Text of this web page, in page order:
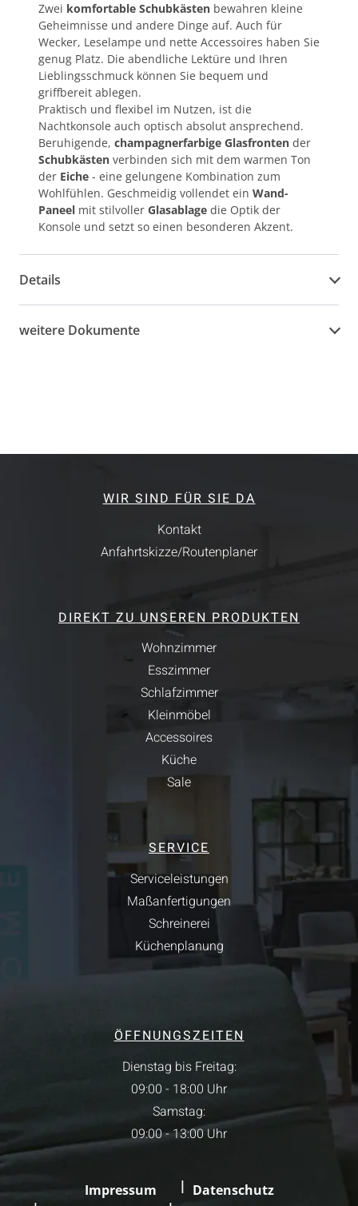
Zwei komfortable Schubkästen bewahren kleine
Geheimnisse und andere Dinge auf. Auch für
Wecker, Leselampe und nette Accessoires haben Sie
genug Platz. Die abendliche Lektüre und Ihren
Lieblingsschmuck können Sie bequem und
griffbereit ablegen.
Praktisch und flexibel im Nutzen, ist die
Nachtkonsole auch optisch absolut ansprechend.
Beruhigende, champagnerfarbige Glasfronten der
Schubkästen verbinden sich mit dem warmen Ton
der Eiche - eine gelungene Kombination zum
Wohlfühlen. Geschmeidig vollendet ein Wand-
Paneel mit stilvoller Glasablage die Optik der
Konsole und setzt so einen besonderen Akzent.
Details
weitere Dokumente
WIR SIND FÜR SIE DA
Kontakt
Anfahrtskizze/Routenplaner
DIREKT ZU UNSEREN PRODUKTEN
Wohnzimmer
Esszimmer
Schlafzimmer
Kleinmöbel
Accessoires
Küche
Sale
SERVICE
Serviceleistungen
Maßanfertigungen
Schreinerei
Küchenplanung
ÖFFNUNGSZEITEN
Dienstag bis Freitag:
09:00 - 18:00 Uhr
Samstag:
09:00 - 13:00 Uhr
Impressum
Datenschutz